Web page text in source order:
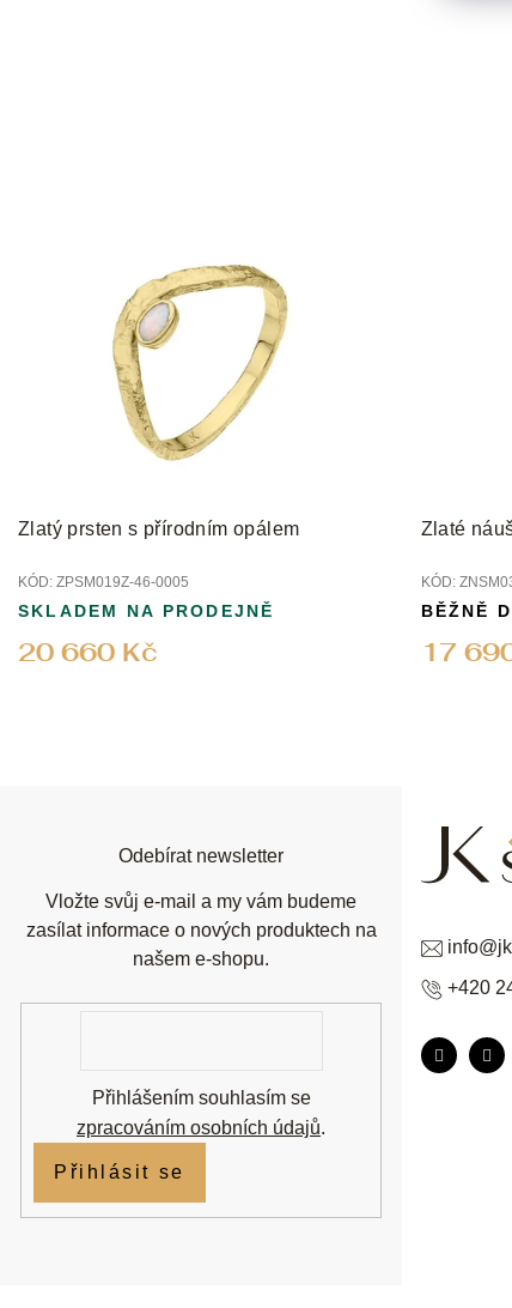
Zlatý prsten s přírodním opálem
KÓD: ZPSM019Z-46-0005
20 660 Kč
SKLADEM NA PRODEJNĚ
Zlaté
KÓD:
17
BĚŽNĚ
info@
+420
Odebírat newsletter
Vložte svůj e-mail a my vám budeme
zasílat informace o nových produktech na
našem e-shopu.
Přihlášením souhlasím se
zpracováním osobních údajů.
Přihlásit se